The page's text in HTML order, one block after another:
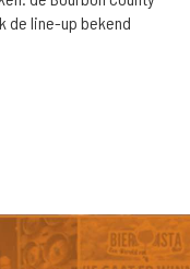
de line-up bekend